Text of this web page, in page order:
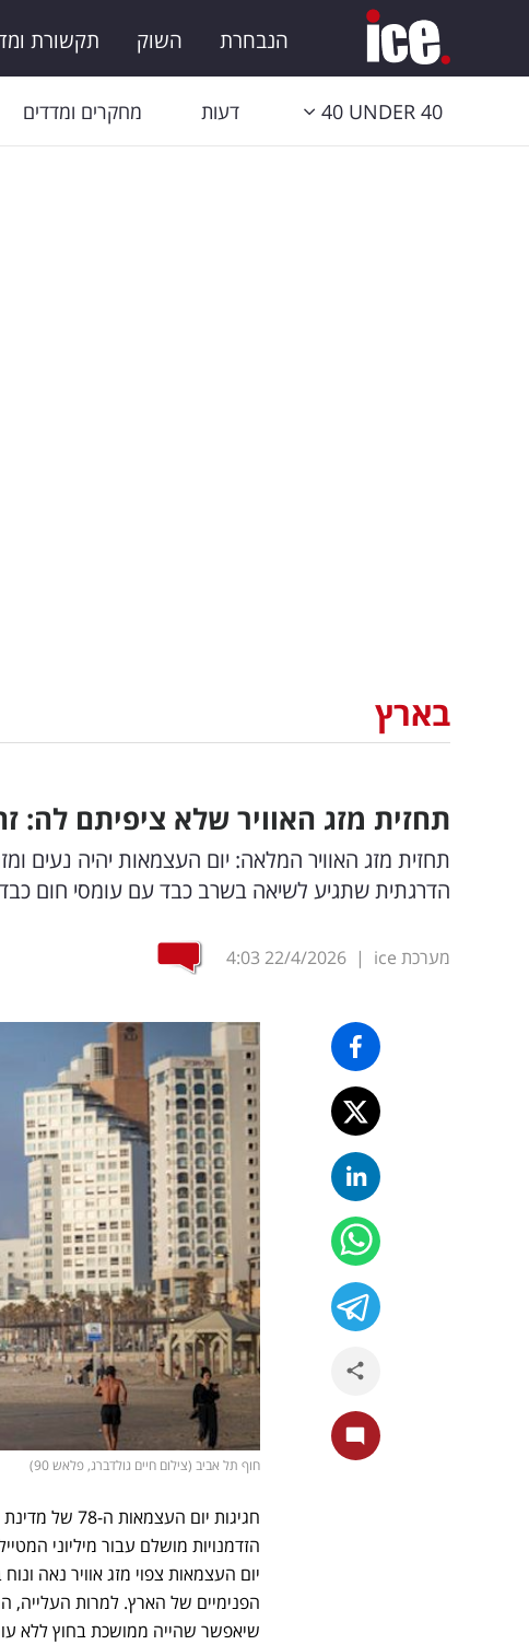
הנבחרת השוק תקשורת
40 UNDER 40 דעות מחקרים ומדדים
בארץ
תחזית מזג האוויר שלא ציפיתם
תחזית מזג האוויר המלאה: יום העצמאות יהיה נעים
הדרגתית שתגיע לשיאה בשרב כבד עם עומסי חום
מערכת ice |
22/4/2026
4:03
חוף תל אביב (צילום חיים גולדברג, פלאש 90)
חגיגות יום
הזדמנויות מושלם עבור מיליוני
יום העצמאות צפוי מזג אוויר נאה
הפנימיים של הארץ. למרות העלייה,
שיאפשר שהייה ממושכת בחוץ ללא